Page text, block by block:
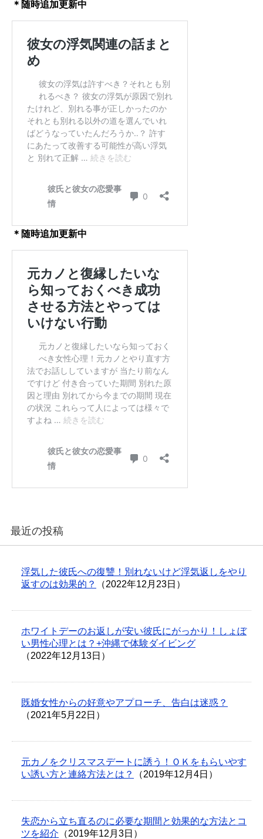
＊随時追加更新中
＊随時追加更新中
最近の投稿
浮気した彼氏への復讐！別れないけど浮気返しをやり
返すのは効果的？
（2022年12月23日）
ホワイトデーのお返しが安い彼氏にがっかり！しょぼ
い男性心理とは？+沖縄で体験ダイビング
（2022年12月13日）
既婚女性からの好意やアプローチ、告白は迷惑？
（2021年5月22日）
元カノをクリスマスデートに誘う！ＯＫをもらいやす
い誘い方と連絡方法とは？
（2019年12月4日）
失恋から立ち直るのに必要な期間と効果的な方法とコ
ツを紹介 （2019年12月3日）